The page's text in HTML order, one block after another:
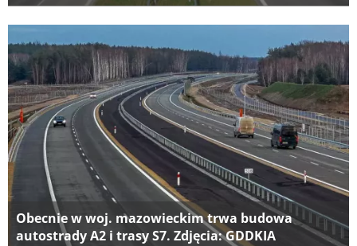
Obecnie w woj. mazowieckim trwa budowa
autostrady A2 i trasy S7. Zdjęcia: GDDKIA